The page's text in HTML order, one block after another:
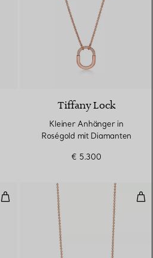
3 Materialien
Tiffany Lock
Kleiner Anhänger in
Roségold mit Diamanten
€ 5.300
Anhänger in Weißgold mit